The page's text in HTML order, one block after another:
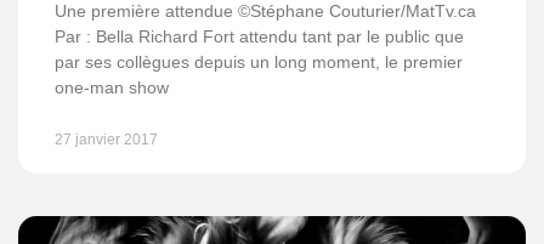
Une première attendue ©Stéphane Couturier/MatTv.ca
Par : Bella Richard Fort attendu tant par le public que
par ses collègues depuis un long moment, le premier
one-man show
27 janvier 2017